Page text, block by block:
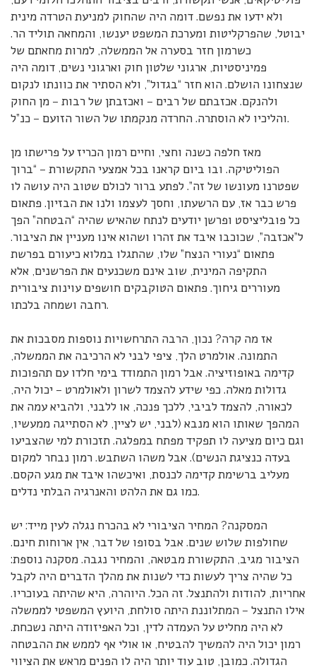
ולא ידעו את נפשם. דומה היה שהחוק למניעת הטרדה מינית
יבוטל, שהפרקליטות ומערכת המשפט יענשו, והמחאה תוליד הר.
כשרמון חזר בסערה אל הממשלה, למרות מחאתם של
פמיניסטיות, ארגוני שלטון חוק וארגוני נשים, דומה היה
שנצחונו הושלם. הוא חזר “בגדול”, ולא הסתיר את כוונתו לנקום
ולהנקם. אכזבתם של רבים – ואכזבתן של רבות – מן החוק
והליכיו לא הוסתרה. החרדה מנקמתו של השור הזועם – כנ”ל.
מאז חלפה כשנה וחצי, וחיים רמון הכריז על פרישתו מן
הפוליטיקה. ובו ביום קראנו בכל אמצעי התקשורת – “ברוך
שפטרנו מעונשו של זה”. לפתע ברור לכולם שטוב היה עושה לו
פרש כבר אז, עם הרשעתו, וחסך לעצמו ולנו את הבזיון. פתאום
כל פובליציסט ופרשן יודעים לנתח שהאיש שהיה “הבטחה” הפך
ל”אכזבה”, שכוכבו איבד את זהרו ושהוא אינו מעניין את הציבור.
פתאום “נעורי הנצח” שלו, שהתגלו במלוא כיעורם בפרשת
התקיפה המינית, שוב אינם משכנעים את הפרשנים, אלא
מעוררים גיחוך. פתאום הטוקבקים חושפים עוינות ציבורית
רחבה ושמחה בלכתו.
אז מה קרה? נכון, הרבה התרחשויות נוספות מסבכות את
התמונה. אולמרט הלך, ציפי לבני לא הרכיבה את הממשלה,
קדימה באופוזיציה. אבל רמון התמודד בימי חלדו עם תהפוכות
גדולות מאלה. כפי שידע להצמד לשרון ולאולמרט – יכול היה,
לכאורה, להצמד לביבי, ללכך פנכה, או ללבני, ולהביא עמה את
המהפך שאותו הוא מנבא (לבני, יש לציין, לא הסתייגה ממעשיו,
וגם כיום מציעה לו תפקיד מפתח במפלגה. תזכורת למי שהצביעו
בעדה כנציגת הנשים). אבל משהו השתבש. רמון נבחר למקום
מעליב ברשימת קדימה לכנסת, ואיכשהו איבד את מגע הקסם.
כמו גם את הלהט והאנרגיה הבלתי נדלים.
המסקנה? המחיר הציבורי לא בהכרח נגלה לעין מייד: יש
שחולפות שלוש שנים. אבל בסופו של דבר, אין ארוחות חינם.
הציבור מגיב, התקשורת מבטאה, והמחיר נגבה. מסקנה נוספת:
כל שהיה צריך לעשות כדי לשנות את מהלך הדברים היה לקבל
אחריות, להודות ולהתנצל. זה הכל. היוהרה, היא שהיתה בעוכריו.
אילו התנצל – המתלוננת היתה סולחת, היועץ המשפטי לממשלה
לא היה מחליט על העמדה לדין, וכל האפיזודה היתה נשכחת.
רמון יכול היה להמשיך להבטיח, או אולי אף לממש את ההבטחה
הגדולה. כמובן, טוב עוד יותר היה לו הפנים מראש את הציווי